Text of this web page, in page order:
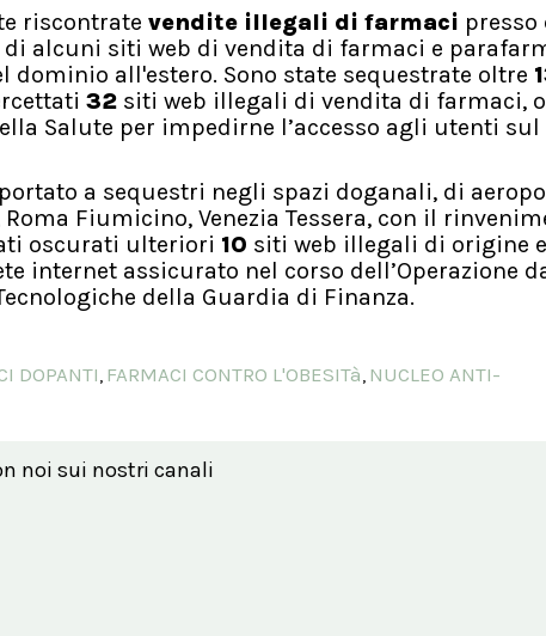
riscontrate vendite illegali di farmaci presso
alcuni siti web di vendita di farmaci e
all'estero. Sono state sequestrate oltre
32 siti web illegali di vendita di farmaci,
Salute per impedirne l’accesso agli utenti sul
a sequestri negli spazi doganali, di
Fiumicino, Venezia Tessera, con il
oscurati ulteriori 10 siti web illegali di origine
internet assicurato nel corso dell’Operazione
della Guardia di Finanza.
DOPANTI, FARMACI CONTRO L'OBESITà, NUCLEO ANTI-
noi sui nostri canali